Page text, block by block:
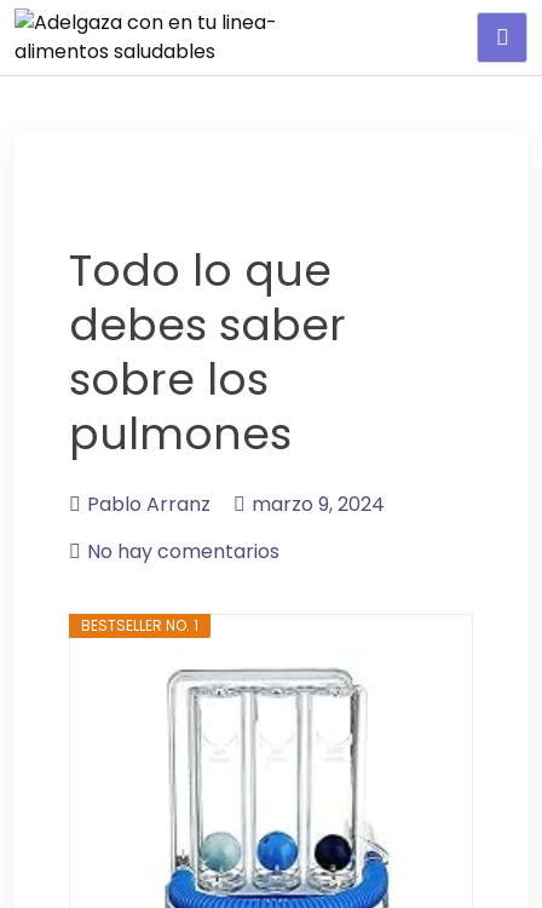
Todo lo que
debes saber
sobre los
pulmones
Pablo Arranz
marzo 9, 2024
No hay comentarios
BESTSELLER NO. 1